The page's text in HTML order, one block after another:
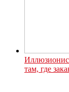
там, где